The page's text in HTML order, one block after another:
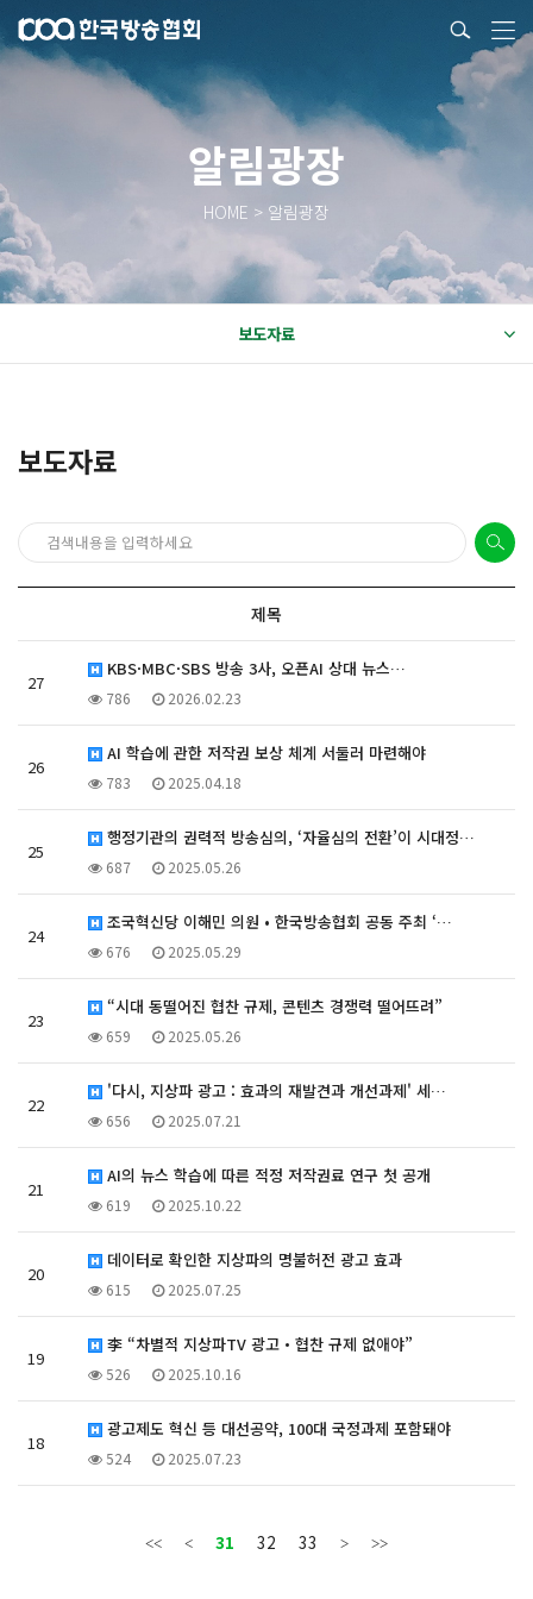
알림광장
HOME > 알림광장
보도자료
보도자료
제목
27
KBS·MBC·SBS 방송 3사, 오픈AI 상대 뉴스…
786 2026.02.23
26
AI 학습에 관한 저작권 보상 체계 서둘러 마련해야
783 2025.04.18
25
행정기관의 권력적 방송심의, ‘자율심의 전환’이 시대정…
687 2025.05.26
24
조국혁신당 이해민 의원 • 한국방송협회 공동 주최 ‘…
676 2025.05.29
23
“시대 동떨어진 협찬 규제, 콘텐츠 경쟁력 떨어뜨려”
659 2025.05.26
22
'다시, 지상파 광고 : 효과의 재발견과 개선과제' 세…
656 2025.07.21
21
AI의 뉴스 학습에 따른 적정 저작권료 연구 첫 공개
619 2025.10.22
20
데이터로 확인한 지상파의 명불허전 광고 효과
615 2025.07.25
19
李 “차별적 지상파TV 광고・협찬 규제 없애야”
526 2025.10.16
18
광고제도 혁신 등 대선공약, 100대 국정과제 포함돼야
524 2025.07.23
31 32 33